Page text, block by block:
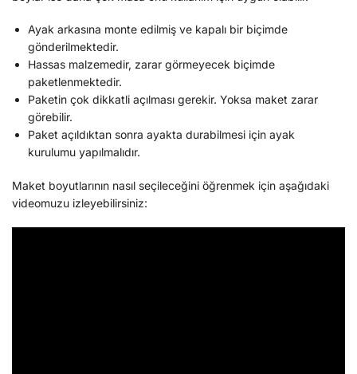
Ayak arkasına monte edilmiş ve kapalı bir biçimde
gönderilmektedir.
Hassas malzemedir, zarar görmeyecek biçimde
paketlenmektedir.
Paketin çok dikkatli açılması gerekir. Yoksa maket zarar
görebilir.
Paket açıldıktan sonra ayakta durabilmesi için ayak
kurulumu yapılmalıdır.
Maket boyutlarının nasıl seçileceğini öğrenmek için aşağıdaki
videomuzu izleyebilirsiniz: